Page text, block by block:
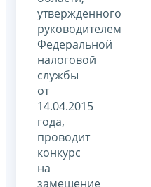
утвержденного
руководителем
Федеральной
налоговой
службы
от
14.04.2015
года,
проводит
конкурс
на
замещение